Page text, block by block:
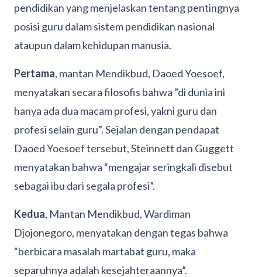
pendidikan yang menjelaskan tentang pentingnya
posisi guru dalam sistem pendidikan nasional
ataupun dalam kehidupan manusia.
Pertama, mantan Mendikbud, Daoed Yoesoef,
menyatakan secara filosofis bahwa ”di dunia ini
hanya ada dua macam profesi, yakni guru dan
profesi selain guru”. Sejalan dengan pendapat
Daoed Yoesoef tersebut, Steinnett dan Guggett
menyatakan bahwa “mengajar seringkali disebut
sebagai ibu dari segala profesi”.
Kedua, Mantan Mendikbud, Wardiman
Djojonegoro, menyatakan dengan tegas bahwa
“berbicara masalah martabat guru, maka
separuhnya adalah kesejahteraannya”.